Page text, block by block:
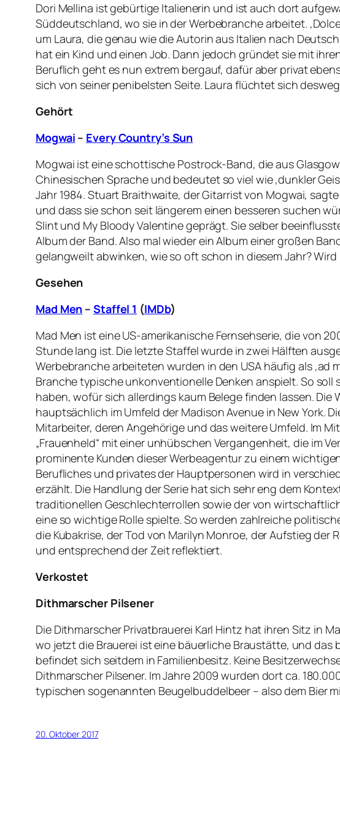
Dori Mellina ist gebürtige Italienerin und ist auch dort
Süddeutschland, wo sie in der Werbebranche arbeitet.
um Laura, die genau wie die Autorin aus Italien nach
hat ein Kind und einen Job. Dann jedoch gründet sie mit
Beruflich geht es nun extrem bergauf, dafür aber privat
sich von seiner penibelsten Seite. Laura flüchtet sich
Gehört
Mogwai – Every Country’s Sun
Mogwai ist eine schottische Postrock-Band, die aus
Chinesischen Sprache und bedeutet so viel wie ‚dunkler
Jahr 1984. Stuart Braithwaite, der Gitarrist von Mogwai,
und dass sie schon seit längerem einen besseren suchen
Slint und My Bloody Valentine geprägt. Sie selber
Album der Band. Also mal wieder ein Album einer großen
gelangweilt abwinken, wie so oft schon in diesem Jahr?
Gesehen
Mad Men –Staffel 1 (IMDb)
Mad Men ist eine US-amerikanische Fernsehserie, die von
Stunde lang ist. Die letzte Staffel wurde in zwei Hälften
Werbebranche arbeiteten wurden in den USA häufig als ‚ad
Branche typische unkonventionelle Denken anspielt. So
haben, wofür sich allerdings kaum Belege finden lassen.
hauptsächlich im Umfeld der Madison Avenue in New York.
Mitarbeiter, deren Angehörige und das weitere Umfeld. Im
„Frauenheld“ mit einer unhübschen Vergangenheit, die im
prominente Kunden dieser Werbeagentur zu einem
Berufliches und privates der Hauptpersonen wird in
erzählt. Die Handlung der Serie hat sich sehr eng dem
traditionellen Geschlechterrollen sowie der von
eine so wichtige Rolle spielte. So werden zahlreiche
die Kubakrise, der Tod von Marilyn Monroe, der Aufstieg
und entsprechend der Zeit reflektiert.
Verkostet
Dithmarscher Pilsener
Die Dithmarscher Privatbrauerei Karl Hintz hat ihren Sitz in
wo jetzt die Brauerei ist eine bäuerliche Braustätte, und das
befindet sich seitdem in Familienbesitz. Keine
Dithmarscher Pilsener. Im Jahre 2009 wurden dort ca.
typischen sogenannten Beugelbuddelbeer – also dem Bier
20. Oktober 2017